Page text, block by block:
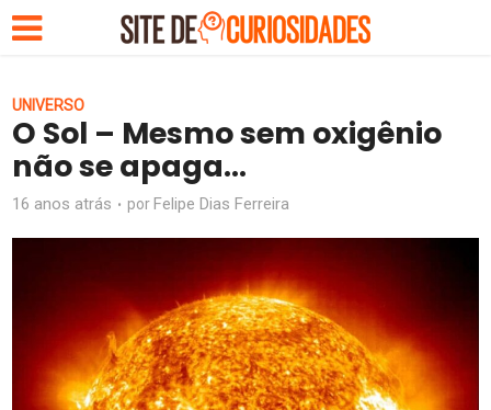
UNIVERSO
O Sol – Mesmo sem oxigênio
não se apaga…
16 anos atrás por Felipe Dias Ferreira